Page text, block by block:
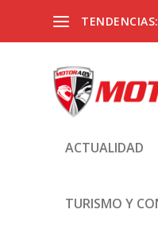
TENDENCIAS:
ACTUALIDAD
TURISMO Y